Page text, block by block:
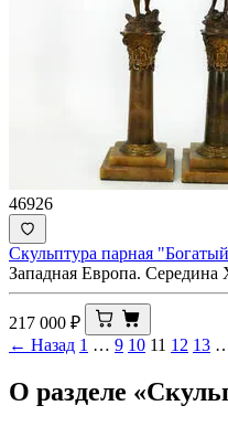
46926
Скульптура парная
Западная Европа. Середина
217 000 ₽
← Назад 1 … 9 10 11 12 13
О разделе